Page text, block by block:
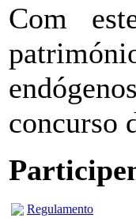
Com
concurso
Regulamento